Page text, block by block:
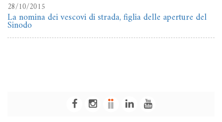
28/10/2015
La nomina dei vescovi di strada, figlia delle aperture del
Sinodo